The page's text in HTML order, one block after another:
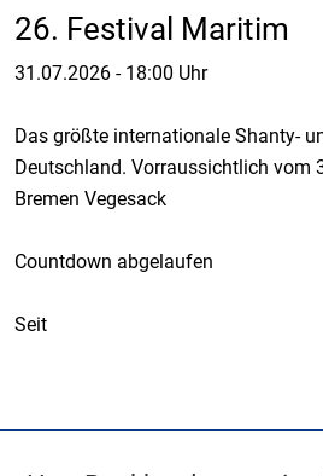
26. Festival Maritim
31.07.2026 - 18:00 Uhr
Das größte internationale Shanty-
Deutschland. Vorraussichtlich vom
Bremen Vegesack
Countdown abgelaufen
Seit